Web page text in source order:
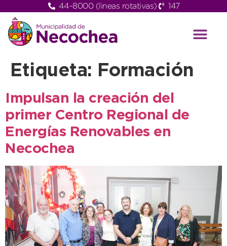
44-8000 (lineas rotativas) 147
Etiqueta: Formación
Impulsan la creación del
primer Centro Regional de
Energías Renovables en
Necochea